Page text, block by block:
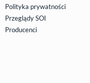
Polityka prywatności
Przeglądy SOI
Producenci